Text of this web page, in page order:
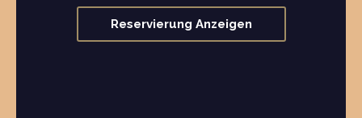
Reservierung Anzeigen